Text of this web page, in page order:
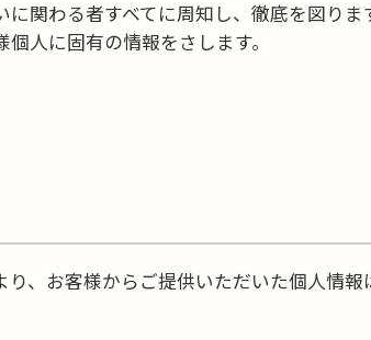
関わる者すべてに周知し、徹底を図り
人に固有の情報をさします。
、お客様からご提供いただいた個人情報